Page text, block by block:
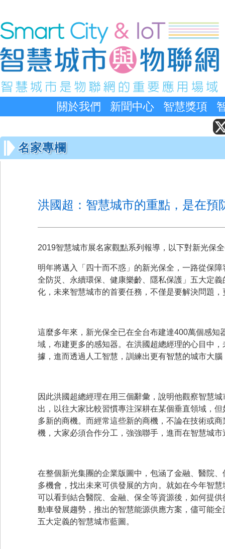
關於我們 新聞中心 智慧獎項
名家專欄
洪國超：智慧城市的重點，是在預
2019智慧城市展名家觀點系列報導，以下對新光保
明年將邁入「四十而不惑」的新光保全，一路從保
全防災、永續環保、健康樂齡、隱私保護」五大定
化，未來智慧城市的首要任務，不僅是要解決問題
這麼多年來，新光保全已在全台布建達400萬個感
域，布建更多的感知器。在洪國超總經理的心目中
據，進而透過人工智慧，訓練出更有智慧的城市大
因此洪國超總經理在用三個辭彙，說明他觀察智慧
出，以往大家比較習慣專注深耕在某個垂直領域，
多新的商機。而經常這些新的商機，不論在技術或
機，大家必須合作分工，強強聯手，進而在智慧城
在整個新光集團的企業版圖中，包涵了金融、醫院
多機會，找出未來可供發展的方向。就如在今年智
可以看到結合醫院、金融、保全等資源後，如何提
動車發展趨勢，推出的智慧能源供應方案，儘可能
五大定義的智慧城市藍圖。